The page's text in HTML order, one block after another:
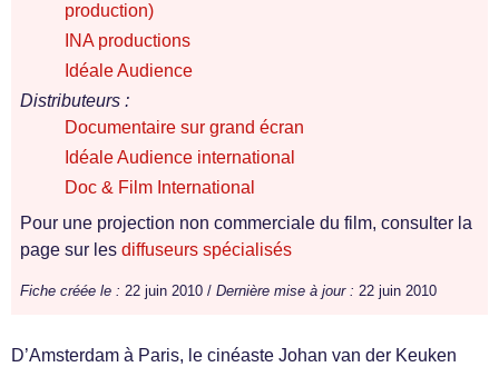
production)
INA productions
Idéale Audience
Distributeurs :
Documentaire sur grand écran
Idéale Audience international
Doc & Film International
Pour une projection non commerciale du film, consulter la
page sur les diffuseurs spécialisés
Fiche créée le : 22 juin 2010 / Dernière mise à jour : 22 juin 2010
D’Amsterdam à Paris, le cinéaste Johan van der Keuken